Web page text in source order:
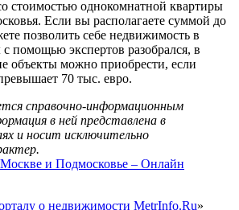
стоимостью однокомнатной квартиры
Если вы располагаете суммой до
позволить себе недвижимость в
помощью экспертов разобрался, в
объекты можно приобрести, если
70 тыс. евро.
справочно-информационным
в ней представлена в
и носит исключительно
и Подмосковье – Онлайн
о недвижимости MetrInfo.Ru»